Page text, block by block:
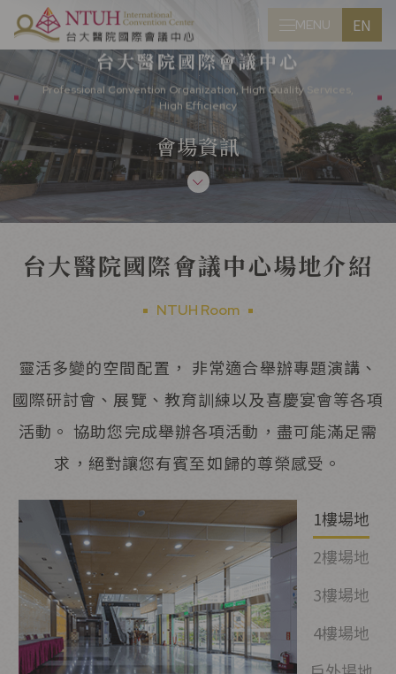
MENU EN
CLOSE
台大醫院國際會議中心
Professional Convention Organization, High Quality Services,
High Efficiency
會場資訊
台大醫院國際會議中心場地介紹
NTUH Room
靈活多變的空間配置， 非常適合舉辦專題演講、
國際研討會、展覽、教育訓練以及喜慶宴會等各項
活動。 協助您完成舉辦各項活動，盡可能滿足需
求，絕對讓您有賓至如歸的尊榮感受。
1樓場地
2樓場地
3樓場地
4樓場地